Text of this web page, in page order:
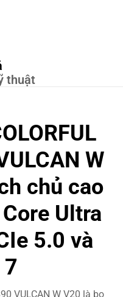
thuật
W
chủ cao
Ultra
5.0 và
7
VULCAN W V20 là bo